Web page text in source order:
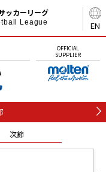
EN
ッカーリーグ
League
OFFICIAL
SUPPLIER
次節